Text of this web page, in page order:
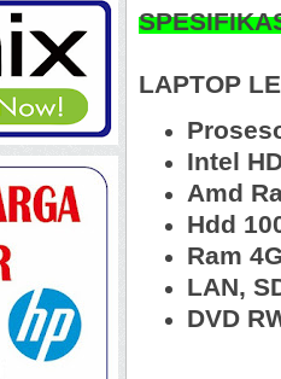
LAPTOP
Intel
Amd
Hdd
Ram
LAN,
DVD